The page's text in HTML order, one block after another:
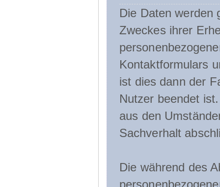
Die Daten werden
Zweckes ihrer
Kontaktformulars
ist dies dann der
Nutzer beendet
aus den
Sachverhalt
Die während des